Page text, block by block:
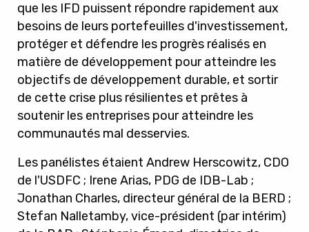
que les IFD puissent répondre rapidement aux
besoins de leurs portefeuilles d'investissement,
protéger et défendre les progrès réalisés en
matière de développement pour atteindre les
objectifs de développement durable, et sortir
de cette crise plus résilientes et prêtes à
soutenir les entreprises pour atteindre les
communautés mal desservies.
Les panélistes étaient Andrew Herscowitz, CDO
de l'USDFC ; Irene Arias, PDG de IDB-Lab ;
Jonathan Charles, directeur général de la BERD ;
Stefan Nalletamby, vice-président (par intérim)